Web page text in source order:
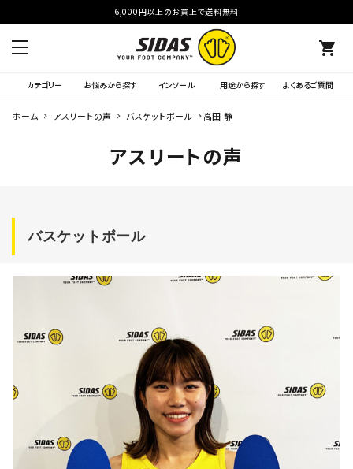
6,000円以上のお買上で送料無料
shopping_cart
カテゴリー お悩みから探す インソール 用途から探す よくあるご質問
ホーム アスリートの声 バスケットボール 高田 静
アスリートの声
バスケットボール